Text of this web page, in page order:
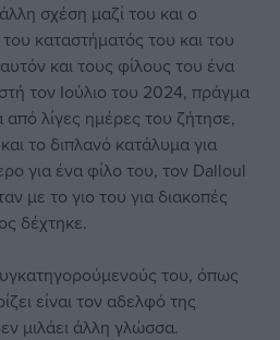
σχέση μαζί του και ο
καταστήματός του και του
και τους φίλους του ένα
τον Ιούλιο του 2024, πράγμα
από λίγες ημέρες του ζήτησε,
το διπλανό κατάλυμα για
για ένα φίλο του, τον Dalloul
με το γιο του για διακοπές
δέχτηκε.
του, όπως
είναι τον αδελφό της
μιλάει άλλη γλώσσα.